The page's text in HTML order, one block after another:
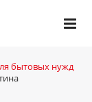
бытовых нужд